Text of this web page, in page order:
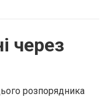
через
розпорядника